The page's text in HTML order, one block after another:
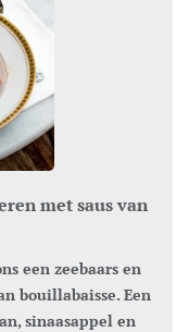
met saus van
bouillabaisse. Een
sinaasappel en